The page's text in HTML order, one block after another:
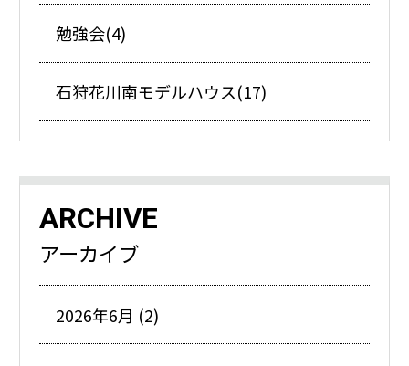
勉強会(4)
石狩花川南モデルハウス(17)
ARCHIVE
アーカイブ
2026年6月 (2)